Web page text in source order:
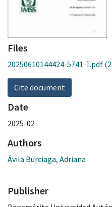
Files
20250610144424-5741-T.pdf
Cite document
Date
2025-02
Authors
Ávila Burciaga, Adriana
Publisher